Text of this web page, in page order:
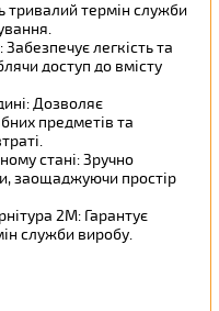
тривалий термін служби
легкість та
доступ до вмісту
Дозволяє
предметів та
стані: Зручно
заощаджуючи простір
2М: Гарантує
служби виробу.